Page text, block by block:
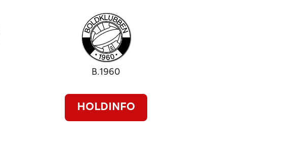
B.1960
HOLDINFO